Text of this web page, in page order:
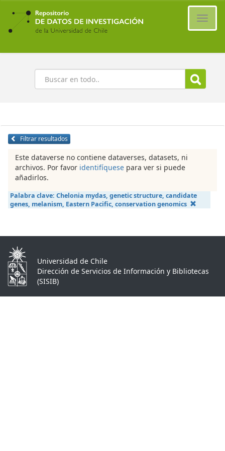
Ir
contenido
principal
Buscar
Filtrar resultados
Este dataverse no contiene dataverses, datasets, ni
archivos. Por favor identifíquese para ver si puede
añadirlos.
Palabra clave: Chelonia mydas, genetic structure, candidate
genes, melanism, Eastern Pacific, conservation genomics
Universidad de Chile
Dirección de Servicios de Información y Bibliotecas
(SISIB)